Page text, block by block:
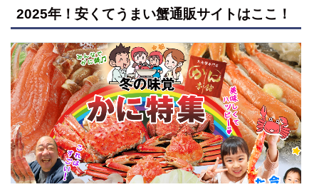
2025年！安くてうまい蟹通販サイトはここ！